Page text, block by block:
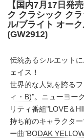
【国内7月17日発
ク クラシック ク
ル/ブライト オー
(GW2912)
伝統あるシルエット
ェイス！
世界的な人気を誇る
ィ・B)"。ニューヨー
リティ番組"LOVE＆
持ち前のキャラクタ
ー曲"BODAK